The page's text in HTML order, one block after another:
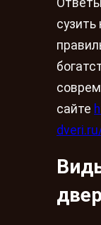
сузить
сайте